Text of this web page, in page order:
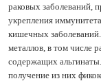
раковых заболеваний,
укрепления
кишечных
металлов, в том числе
содержащих
получение из них